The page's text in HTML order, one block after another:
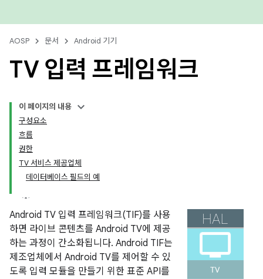
AOSP 문서 Android 기기
TV 입력 프레임워크
이 페이지의 내용
구성요소
흐름
권한
TV 서비스 제공업체
데이터베이스 필드의 예
Android TV 입력 프레임워크(TIF)를 사용
하면 라이브 콘텐츠를 Android TV에 제공
하는 과정이 간소화됩니다. Android TIF는
제조업체에서 Android TV를 제어할 수 있
도록 입력 모듈을 만들기 위한 표준 API를